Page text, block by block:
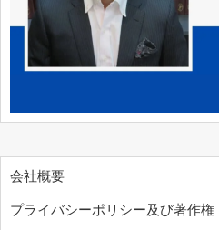
会社概要
プライバシーポリシー及び著作権